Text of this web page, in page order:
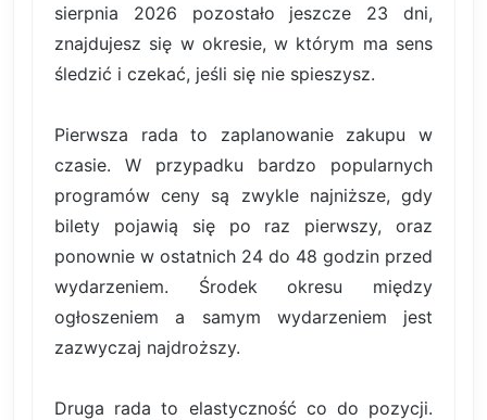
sierpnia 2026 pozostało jeszcze 23 dni,
znajdujesz się w okresie, w którym ma sens
śledzić i czekać, jeśli się nie spieszysz.
Pierwsza rada to zaplanowanie zakupu w
czasie. W przypadku bardzo popularnych
programów ceny są zwykle najniższe, gdy
bilety pojawią się po raz pierwszy, oraz
ponownie w ostatnich 24 do 48 godzin przed
wydarzeniem. Środek okresu między
ogłoszeniem a samym wydarzeniem jest
zazwyczaj najdroższy.
Druga rada to elastyczność co do pozycji.